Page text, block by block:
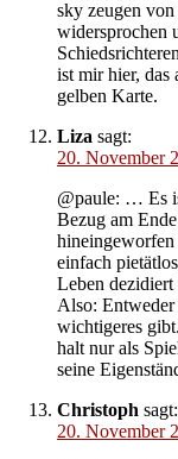
sky zeugen
widersprochen
ist mir hier, das
gelben Karte.
Liza sagt:
20. November
@paule: … Es
Bezug am
hineingeworfen
einfach
Leben dezidiert
Also: Entweder
wichtigeres
halt nur als
seine
Christoph sagt:
20. November